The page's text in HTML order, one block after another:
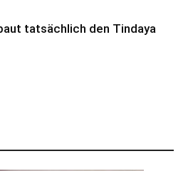
tatsächlich den Tindaya